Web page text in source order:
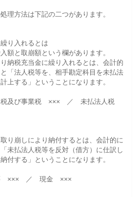
理方法は下記の二つがあります。
り入れるとは
額と取崩額という欄があります。
納税充当金に繰り入れるとは、会計的
「法人税等を、相手勘定科目を未払法
上する」ということになります。
税及び事業税 ××× ／ 未払法人税
り崩しにより納付するとは、会計的に
未払法人税等を反対（借方）に仕訳し
付する」ということになります。
××× ／ 現金 ×××